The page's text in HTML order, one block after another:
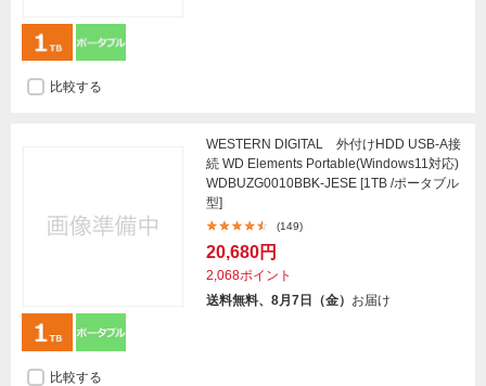
比較する
WESTERN DIGITAL 外付けHDD USB-A接
続 WD Elements Portable(Windows11対応)
WDBUZG0010BBK-JESE [1TB /ポータブル
型]
(149)
20,680円
2,068ポイント
送料無料、8月7日（金） お届け
比較する